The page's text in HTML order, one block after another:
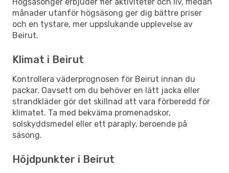
månader utanför högsäsong ger dig bättre priser
och en tystare, mer uppslukande upplevelse av
Beirut.
Klimat i Beirut
Kontrollera väderprognosen för Beirut innan du
packar. Oavsett om du behöver en lätt jacka eller
strandkläder gör det skillnad att vara förberedd för
klimatet. Ta med bekväma promenadskor,
solskyddsmedel eller ett paraply, beroende på
säsong.
Höjdpunkter i Beirut